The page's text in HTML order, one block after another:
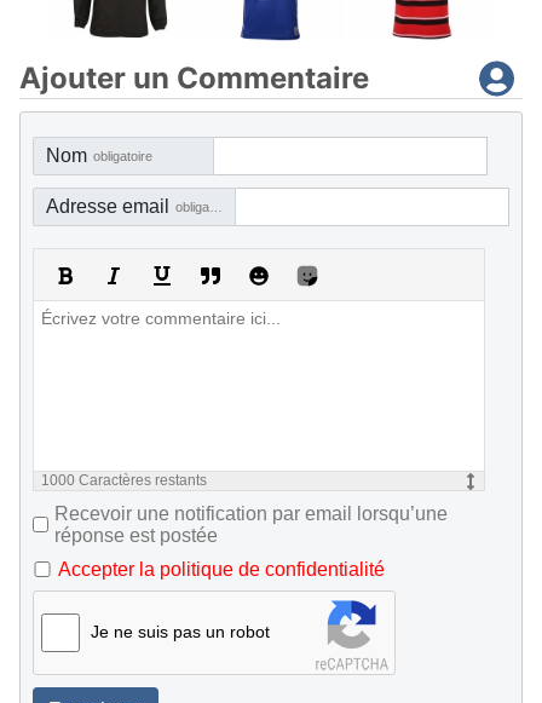
Ajouter un Commentaire
Nom obligatoire
Adresse email
1000 Caractères restants
Recevoir une notification par email lorsqu’une
réponse est postée
Accepter la politique de confidentialité
Je ne suis pas un robot